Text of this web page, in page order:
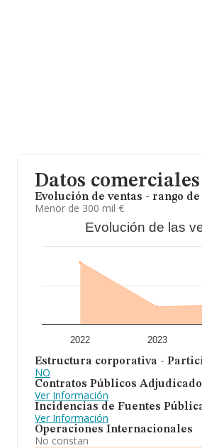
Datos comerciales
Evolución de ventas - rango
Menor de 300 mil €
Evolución de las
2022 2023
Estructura corporativa -
NO
Contratos Públicos
Ver Información
Incidencias de Fuentes
Ver Información
Operaciones Internacionales
No constan